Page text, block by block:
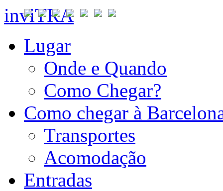
inviTRA
Lugar
Onde e Quando
Como Chegar?
Como chegar à
Transportes
Acomodação
Entradas